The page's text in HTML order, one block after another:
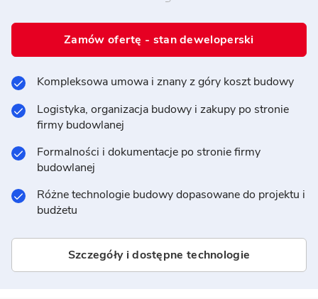
Zamów ofertę - stan deweloperski
Kompleksowa umowa i znany z góry koszt budowy
Logistyka, organizacja budowy i zakupy po stronie
firmy budowlanej
Formalności i dokumentacje po stronie firmy
budowlanej
Różne technologie budowy dopasowane do projektu i
budżetu
Szczegóły i dostępne technologie